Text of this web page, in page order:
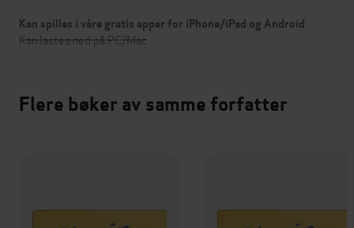
Kan spilles i våre gratis apper for iPhone/iPad og Android
Kan lastes ned på PC/Mac
Flere bøker av samme forfatter